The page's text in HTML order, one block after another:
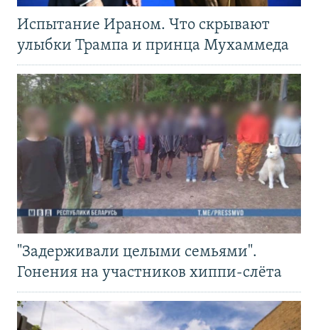
Испытание Ираном. Что скрывают
улыбки Трампа и принца Мухаммеда
"Задерживали целыми семьями".
Гонения на участников хиппи-слёта